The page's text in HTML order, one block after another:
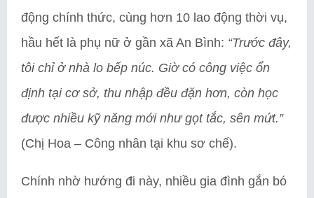
động chính thức, cùng hơn 10 lao động thời vụ,
hầu hết là phụ nữ ở gần xã An Bình: “Trước đây,
tôi chỉ ở nhà lo bếp núc. Giờ có công việc ổn
định tại cơ sở, thu nhập đều đặn hơn, còn học
được nhiều kỹ năng mới như gọt tắc, sên mứt.”
(Chị Hoa – Công nhân tại khu sơ chế).
Chính nhờ hướng đi này, nhiều gia đình gắn bó